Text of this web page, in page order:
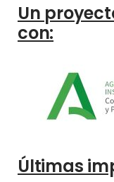
Un
con:
Últimas